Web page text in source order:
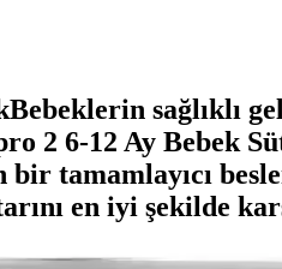
sağlıklı
2 6-12 Ay Bebek
tamamlayıcı
en iyi şekilde